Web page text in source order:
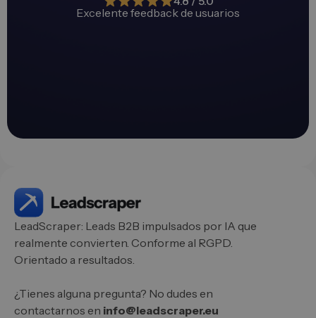
Excelente feedback de usuarios
LeadScraper: Leads B2B impulsados por IA que
realmente convierten. Conforme al RGPD.
Orientado a resultados.
¿Tienes alguna pregunta? No dudes en
contactarnos en info@leadscraper.eu